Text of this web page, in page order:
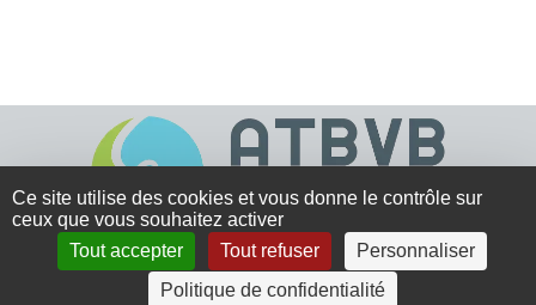
4 rue Crec’h-Ugen
Ce site utilise des cookies et vous donne le contrôle sur
ceux que vous souhaitez activer
Tout accepter
Tout refuser
Personnaliser
Politique de confidentialité